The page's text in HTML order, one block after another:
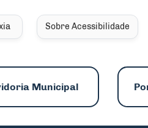
Sobre Acessibilidade
Municipal